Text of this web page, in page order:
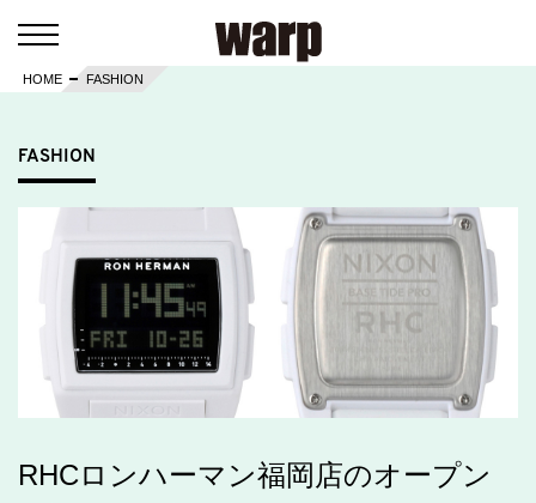
HOME FASHION
FASHION
RHCロンハーマン福岡店のオープン